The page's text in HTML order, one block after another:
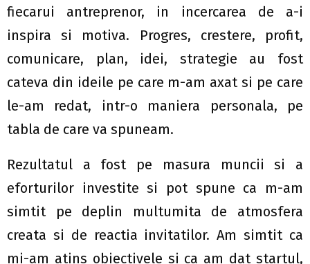
fiecarui antreprenor, in incercarea de a-i
inspira si motiva. Progres, crestere, profit,
comunicare, plan, idei, strategie au fost
cateva din ideile pe care m-am axat si pe care
le-am redat, intr-o maniera personala, pe
tabla de care va spuneam.
Rezultatul a fost pe masura muncii si a
eforturilor investite si pot spune ca m-am
simtit pe deplin multumita de atmosfera
creata si de reactia invitatilor. Am simtit ca
mi-am atins obiectivele si ca am dat startul,